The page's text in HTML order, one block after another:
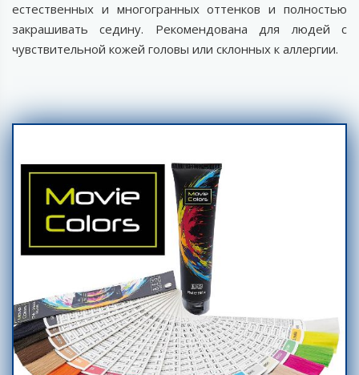
естественных и многогранных оттенков и полностью
закрашивать седину. Рекомендована для людей с
чувствительной кожей головы или склонных к аллергии.